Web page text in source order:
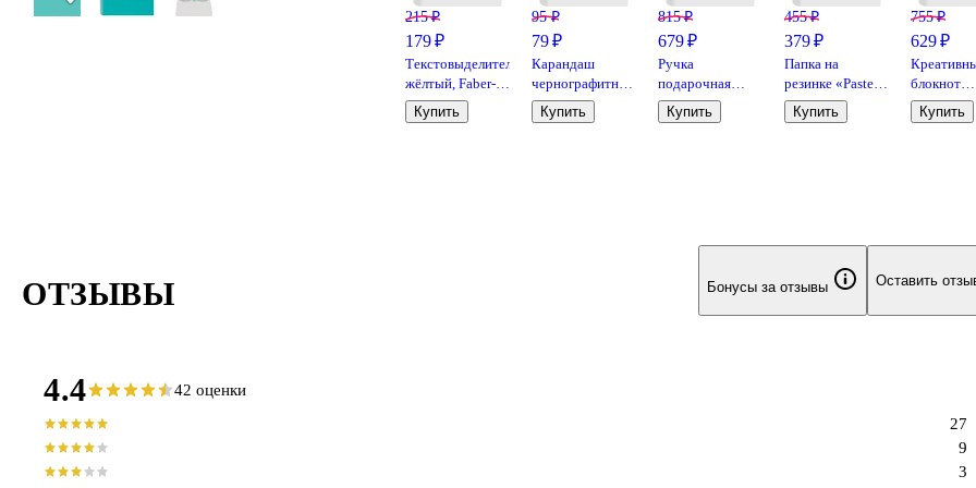
215 ₽
179 ₽
Текстовыделитель
жёлтый, Faber-
Castell
Купить
95 ₽
79 ₽
Карандаш
чернографитный
с ластиком
«Neon»,
Купить
815 ₽
679 ₽
Ручка
подарочная
шариковая
синяя, Premium,
Купить
455 ₽
379 ₽
Папка на
резинке «Pastel»
А6, 12
отделений, в
Купить
755 ₽
629 ₽
блокнот
«Сегодня
никогда»
Купить
ОТЗЫВЫ Бонусы за отзывы Оставить
4.4 42 оценки
3
9
27